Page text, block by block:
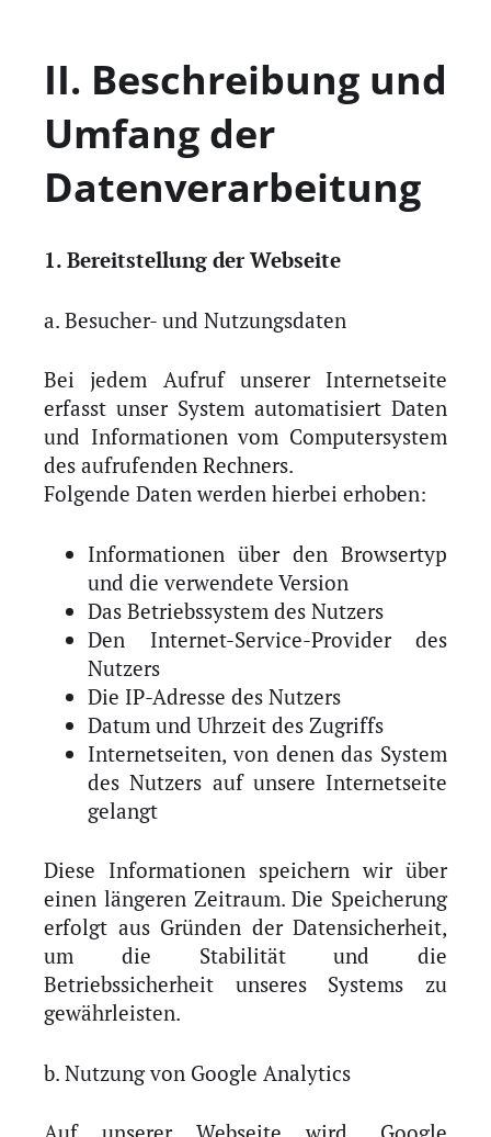
II. Beschreibung und
Umfang der
Datenverarbeitung
1. Bereitstellung der Webseite
a. Besucher- und Nutzungsdaten
Bei jedem Aufruf unserer Internetseite
erfasst unser System automatisiert Daten
und Informationen vom Computersystem
des aufrufenden Rechners.
Folgende Daten werden hierbei erhoben:
Informationen über den Browsertyp
und die verwendete Version
Das Betriebssystem des Nutzers
Den Internet-Service-Provider des
Nutzers
Die IP-Adresse des Nutzers
Datum und Uhrzeit des Zugriffs
Internetseiten, von denen das System
des Nutzers auf unsere Internetseite
gelangt
Diese Informationen speichern wir über
einen längeren Zeitraum. Die Speicherung
erfolgt aus Gründen der Datensicherheit,
um die Stabilität und die
Betriebssicherheit unseres Systems zu
gewährleisten.
b. Nutzung von Google Analytics